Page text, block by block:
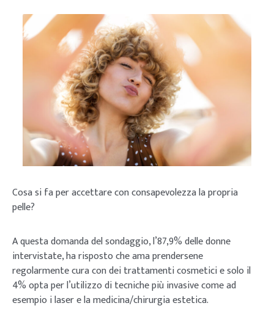
Cosa si fa per accettare con consapevolezza la propria
pelle?
A questa domanda del sondaggio, l’87,9% delle donne
intervistate, ha risposto che ama prendersene
regolarmente cura con dei trattamenti cosmetici e solo il
4% opta per l’utilizzo di tecniche più invasive come ad
esempio i laser e la medicina/chirurgia estetica.